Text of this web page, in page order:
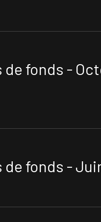
de fonds -
de fonds -